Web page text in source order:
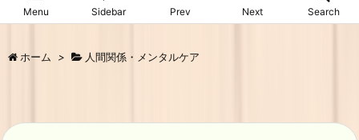
Menu Sidebar Prev Next Search
ホーム > 人間関係・メンタルケア